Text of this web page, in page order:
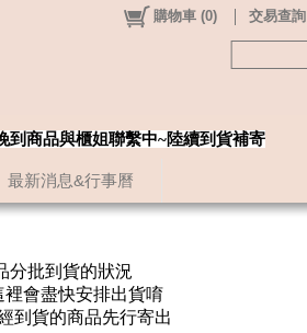
最新消息&行事曆
購物車 (0) 交易查詢
商品與櫃姐聯繫中~陸續到貨補寄